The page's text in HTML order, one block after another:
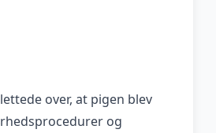
over, at pigen blev
og